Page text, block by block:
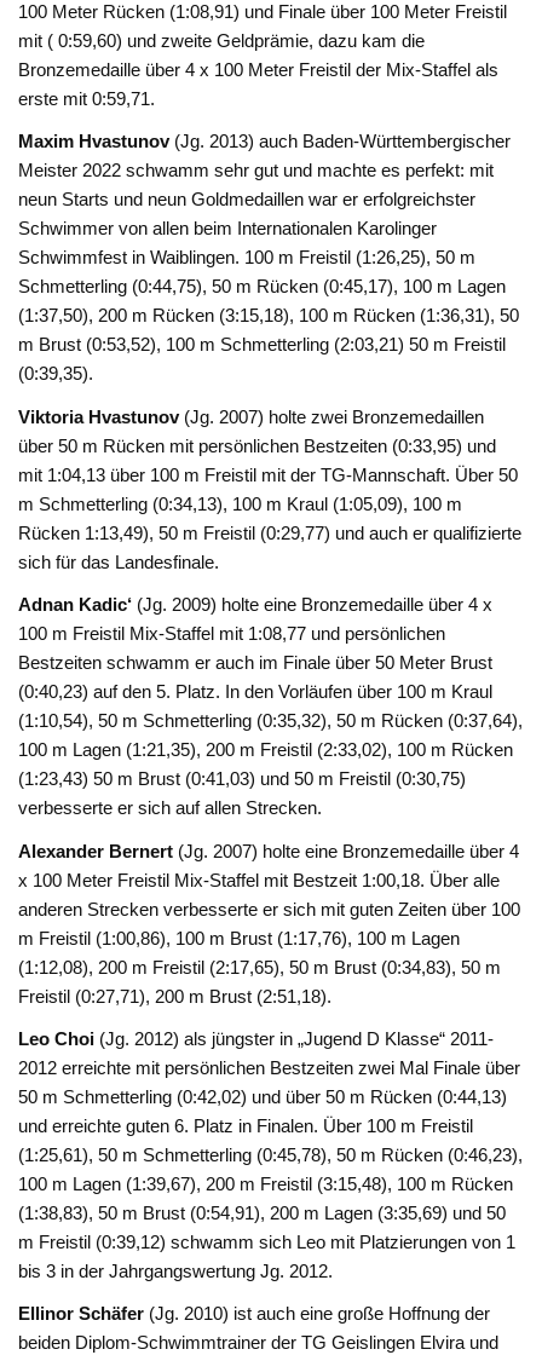
100 Meter Rücken (1:08,91) und Finale über 100 Meter Freistil
mit ( 0:59,60) und zweite Geldprämie, dazu kam die
Bronzemedaille über 4 x 100 Meter Freistil der Mix-Staffel als
erste mit 0:59,71.
Maxim Hvastunov(Jg. 2013) auch Baden-Württembergischer
Meister 2022 schwamm sehr gut und machte es perfekt: mit
neun Starts und neun Goldmedaillen war er erfolgreichster
Schwimmer von allen beim Internationalen Karolinger
Schwimmfest in Waiblingen. 100 m Freistil (1:26,25), 50 m
Schmetterling (0:44,75), 50 m Rücken (0:45,17), 100 m Lagen
(1:37,50), 200 m Rücken (3:15,18), 100 m Rücken (1:36,31), 50
m Brust (0:53,52), 100 m Schmetterling (2:03,21) 50 m Freistil
(0:39,35).
Viktoria Hvastunov(Jg. 2007) holte zwei Bronzemedaillen
über 50 m Rücken mit persönlichen Bestzeiten (0:33,95) und
mit 1:04,13 über 100 m Freistil mit der TG-Mannschaft. Über 50
m Schmetterling (0:34,13), 100 m Kraul (1:05,09), 100 m
Rücken 1:13,49), 50 m Freistil (0:29,77) und auch er qualifizierte
sich für das Landesfinale.
Adnan Kadic‘ (Jg. 2009) holte eine Bronzemedaille über 4 x
100 m Freistil Mix-Staffel mit 1:08,77 und persönlichen
Bestzeiten schwamm er auch im Finale über 50 Meter Brust
(0:40,23) auf den 5. Platz. In den Vorläufen über 100 m Kraul
(1:10,54), 50 m Schmetterling (0:35,32), 50 m Rücken (0:37,64),
100 m Lagen (1:21,35), 200 m Freistil (2:33,02), 100 m Rücken
(1:23,43) 50 m Brust (0:41,03) und 50 m Freistil (0:30,75)
verbesserte er sich auf allen Strecken.
Alexander Bernert (Jg. 2007) holte eine Bronzemedaille über 4
x 100 Meter Freistil Mix-Staffel mit Bestzeit 1:00,18. Über alle
anderen Strecken verbesserte er sich mit guten Zeiten über 100
m Freistil (1:00,86), 100 m Brust (1:17,76), 100 m Lagen
(1:12,08), 200 m Freistil (2:17,65), 50 m Brust (0:34,83), 50 m
Freistil (0:27,71), 200 m Brust (2:51,18).
Leo Choi (Jg. 2012) als jüngster in „Jugend D Klasse“ 2011-
2012 erreichte mit persönlichen Bestzeiten zwei Mal Finale über
50 m Schmetterling (0:42,02) und über 50 m Rücken (0:44,13)
und erreichte guten 6. Platz in Finalen. Über 100 m Freistil
(1:25,61), 50 m Schmetterling (0:45,78), 50 m Rücken (0:46,23),
100 m Lagen (1:39,67), 200 m Freistil (3:15,48), 100 m Rücken
(1:38,83), 50 m Brust (0:54,91), 200 m Lagen (3:35,69) und 50
m Freistil (0:39,12) schwamm sich Leo mit Platzierungen von 1
bis 3 in der Jahrgangswertung Jg. 2012.
Ellinor Schäfer (Jg. 2010) ist auch eine große Hoffnung der
beiden Diplom-Schwimmtrainer der TG Geislingen Elvira und